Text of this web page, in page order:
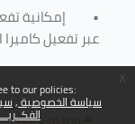
to our policies:
سياسة الخصوصية
• إمكانية
عبر تفعيل كاميرا